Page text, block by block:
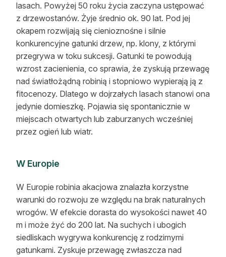
lasach. Powyżej 50 roku życia zaczyna ustępować
z drzewostanów. Żyje średnio ok. 90 lat. Pod jej
okapem rozwijają się cienioznośne i silnie
konkurencyjne gatunki drzew, np. klony, z którymi
przegrywa w toku sukcesji. Gatunki te powodują
wzrost zacienienia, co sprawia, że zyskują przewagę
nad światłożądną robinią i stopniowo wypierają ją z
fitocenozy. Dlatego w dojrzałych lasach stanowi ona
jedynie domieszkę. Pojawia się spontanicznie w
miejscach otwartych lub zaburzanych wcześniej
przez ogień lub wiatr.
W Europie
W Europie robinia akacjowa znalazła korzystne
warunki do rozwoju ze względu na brak naturalnych
wrogów. W efekcie dorasta do wysokości nawet 40
m i może żyć do 200 lat. Na suchych i ubogich
siedliskach wygrywa konkurencję z rodzimymi
gatunkami. Zyskuje przewagę zwłaszcza nad